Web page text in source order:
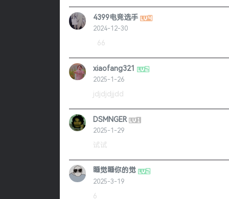
4399电竞选手
2024-12-30
66
xiaofang321
2025-1-26
jdjdjdjjdd
DSMNGER
2025-1-29
试试
睡觉睡你的觉
2025-3-19
6